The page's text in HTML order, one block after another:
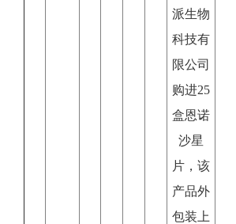
派生物
科技有
限公司
购进25
盒恩诺
沙星
片，该
产品外
包装上